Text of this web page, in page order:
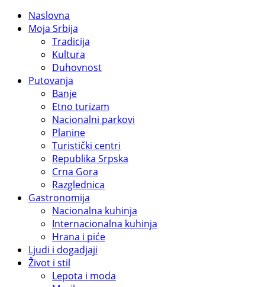
Naslovna
Moja Srbija
Tradicija
Kultura
Duhovnost
Putovanja
Banje
Etno turizam
Nacionalni parkovi
Planine
Turistički centri
Republika Srpska
Crna Gora
Razglednica
Gastronomija
Nacionalna kuhinja
Internacionalna kuhinja
Hrana i piće
Ljudi i dogadjaji
Život i stil
Lepota i moda